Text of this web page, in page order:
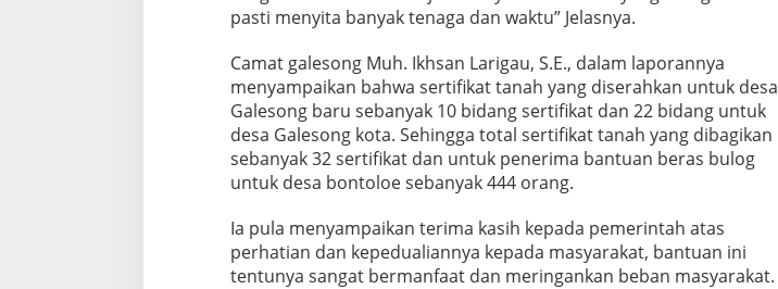
pasti menyita banyak tenaga dan waktu” Jelasnya.
Camat galesong Muh. Ikhsan Larigau, S.E., dalam laporannya
menyampaikan bahwa sertifikat tanah yang diserahkan untuk desa
Galesong baru sebanyak 10 bidang sertifikat dan 22 bidang untuk
desa Galesong kota. Sehingga total sertifikat tanah yang dibagikan
sebanyak 32 sertifikat dan untuk penerima bantuan beras bulog
untuk desa bontoloe sebanyak 444 orang.
Ia pula menyampaikan terima kasih kepada pemerintah atas
perhatian dan kepedualiannya kepada masyarakat, bantuan ini
tentunya sangat bermanfaat dan meringankan beban masyarakat.